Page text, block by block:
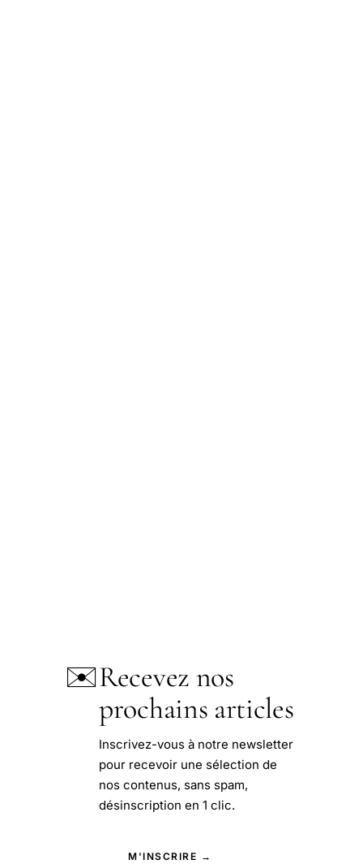
✉️Recevez nos
prochains articles
Inscrivez-vous à notre newsletter
pour recevoir une sélection de
nos contenus, sans spam,
désinscription en 1 clic.
M'INSCRIRE →